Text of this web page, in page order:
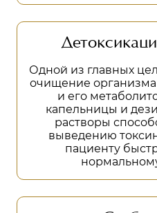
Одной из главных
очищение организма
и его
капельницы и
растворы
выведению
пациенту